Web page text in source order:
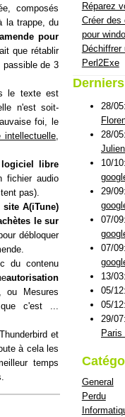
composés
la trappe, du
pour
que rétablir
passible de 3
le texte est
n'est soit-
foi, le
libre
fichier audio
pas).
A(iTune)
le sur
débloquer
du contenu
autorisation
ou Mesures
c'est ...
et
à cela les
temps
Réparez
Créer des
pour
Perl2Exe
28/05:
28/05:
10/10:
29/09:
07/09:
07/09:
13/03:
05/12:
05/12:
29/07:
General
Perdu